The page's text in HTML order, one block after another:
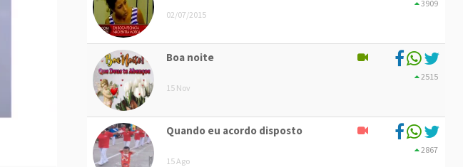
02/07/2015
3909
Boa noite
15 Nov
2515
Quando eu acordo disposto
15 Ago
2867